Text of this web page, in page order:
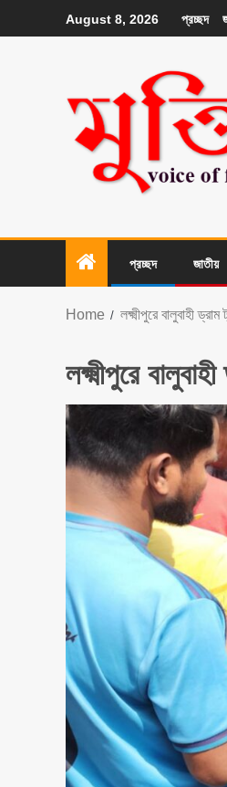
August 8, 2026 প্রচ্ছদ
প্রচ্ছদ জাতীয়
Home লক্ষ্মীপুরে বালুবাহী
লক্ষ্মীপুরে